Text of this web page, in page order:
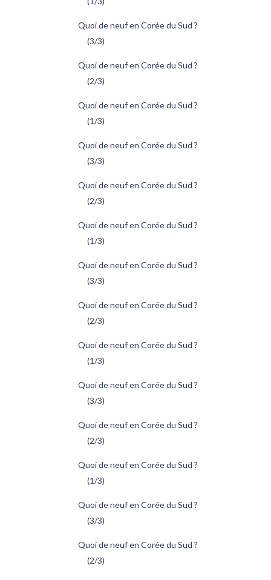
Quoi de neuf en Corée du Sud ?
(3/3)
Quoi de neuf en Corée du Sud ?
(2/3)
Quoi de neuf en Corée du Sud ?
(1/3)
Quoi de neuf en Corée du Sud ?
(3/3)
Quoi de neuf en Corée du Sud ?
(2/3)
Quoi de neuf en Corée du Sud ?
(1/3)
Quoi de neuf en Corée du Sud ?
(3/3)
Quoi de neuf en Corée du Sud ?
(2/3)
Quoi de neuf en Corée du Sud ?
(1/3)
Quoi de neuf en Corée du Sud ?
(3/3)
Quoi de neuf en Corée du Sud ?
(2/3)
Quoi de neuf en Corée du Sud ?
(1/3)
Quoi de neuf en Corée du Sud ?
(3/3)
Quoi de neuf en Corée du Sud ?
(2/3)